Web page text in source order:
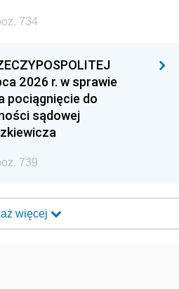
734
2026 r. w sprawie
pociągnięcie do
sądowej
739
więcej